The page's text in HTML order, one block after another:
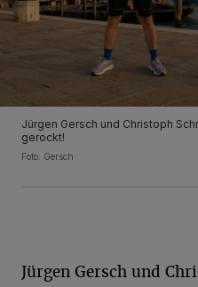
Jürgen Gersch und Christoph
gerockt!
Foto: Gersch
Jürgen Gersch und